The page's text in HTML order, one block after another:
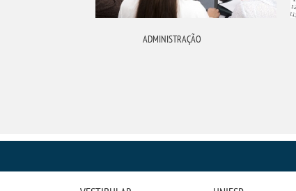
ADMINISTRAÇÃO